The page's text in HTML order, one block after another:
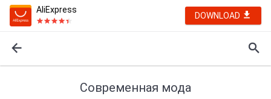
AliExpress
DOWNLOAD
Современная мода